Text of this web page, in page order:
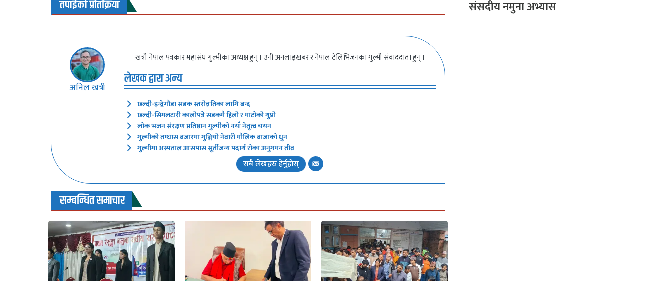
तपाईंको प्रतिक्रिया
अनिल खत्री
खत्री नेपाल पत्रकार महासंघ गुल्मीका अध्यक्ष हुन् । उनी अनलाइखबर र नेपाल टेलिभिजनका गुल्मी संवाददाता हुन् ।
लेखक द्वारा अन्य
छल्दी-इन्द्रेगौडा सडक स्तरोन्नतिका लागि बन्द
छल्दी-सिमलटारी कालोपत्रे सडकमै हिलो र माटोको थुप्रो
लोक भजन संरक्षण प्रतिष्ठान गुल्मीको नयाँ नेतृत्व चयन
गुल्मीको तम्घास बजारमा गुञ्जियो नेवारी मौलिक बाजाको धुन
गुल्मीमा अस्पताल आसपास सूर्तीजन्य पदार्थ रोक्न अनुगमन तीव्र
सबै लेखहरु हेर्नुहोस्
सम्बन्धित समाचार
संसदीय नमुना अभ्यास